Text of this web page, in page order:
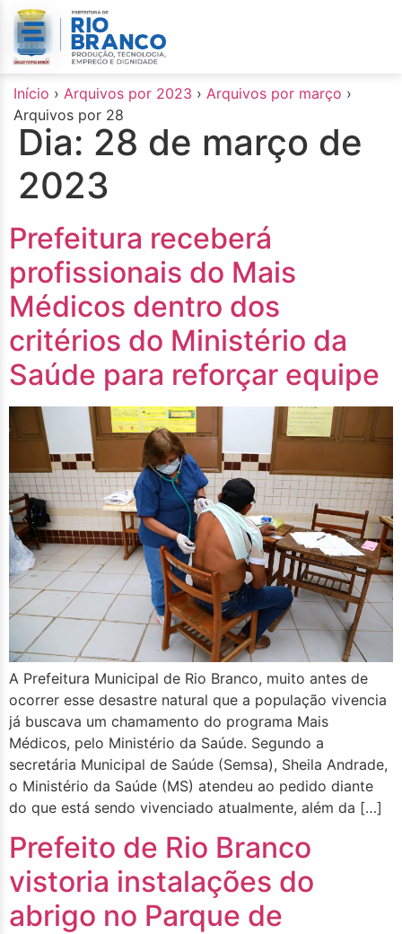
conteúdo
Início › Arquivos por 2023 › Arquivos por março ›
Arquivos por 28
Dia: 28 de março de
2023
Prefeitura receberá
profissionais do Mais
Médicos dentro dos
critérios do Ministério da
Saúde para reforçar equipe
A Prefeitura Municipal de Rio Branco, muito antes de
ocorrer esse desastre natural que a população vivencia
já buscava um chamamento do programa Mais
Médicos, pelo Ministério da Saúde. Segundo a
secretária Municipal de Saúde (Semsa), Sheila Andrade,
o Ministério da Saúde (MS) atendeu ao pedido diante
do que está sendo vivenciado atualmente, além da […]
Prefeito de Rio Branco
vistoria instalações do
abrigo no Parque de